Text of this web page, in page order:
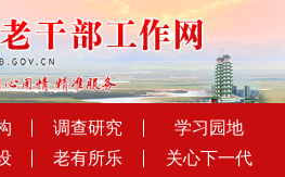
调查研究
学习园地
老有所乐 关心下一代